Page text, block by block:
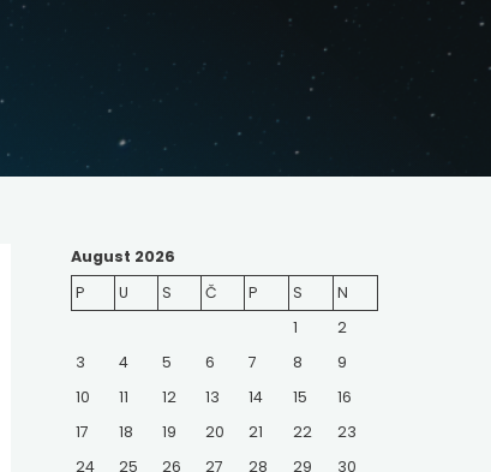
August 2026
P
U S Č P S
N
1
2
3
4 5 6 7 8
9
10
11 12 13 14 15
16
17
18 19 20 21 22
23
24
25 26 27 28 29 30